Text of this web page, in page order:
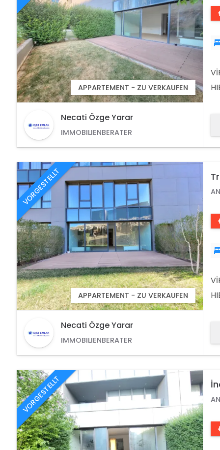
APPARTEMENT - ZU VERKAUFEN
Necati Özge Yarar
IMMOBILIENBERATER
VORGESTELLT
APPARTEMENT - ZU VERKAUFEN
Necati Özge Yarar
IMMOBILIENBERATER
VORGESTELLT